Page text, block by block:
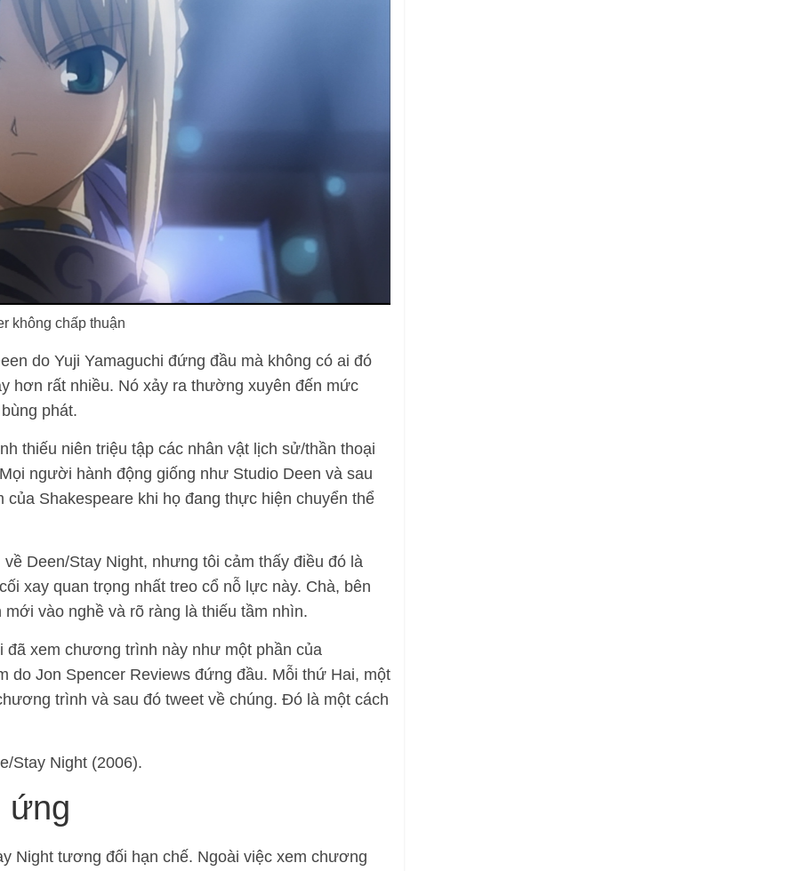
không chấp thuận
do Yuji Yamaguchi đứng đầu mà không có ai đó
hơn rất nhiều. Nó xảy ra thường xuyên đến mức
phát.
thiếu niên triệu tập các nhân vật lịch sử/thần thoại
người hành động giống như Studio Deen và sau
Shakespeare khi họ đang thực hiện chuyển thể
Deen/Stay Night, nhưng tôi cảm thấy điều đó là
xay quan trọng nhất treo cổ nỗ lực này. Chà, bên
vào nghề và rõ ràng là thiếu tầm nhìn.
xem chương trình này như một phần của
do Jon Spencer Reviews đứng đầu. Mỗi thứ Hai, một
trình và sau đó tweet về chúng. Đó là một cách
Stay Night (2006).
ứng
Night tương đối hạn chế. Ngoài việc xem chương